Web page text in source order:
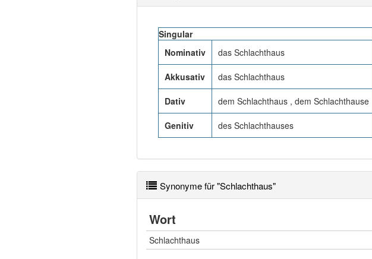
Singular
Nominativ
das Schlachthaus
Akkusativ das Schlachthaus
Dativ dem Schlachthaus , dem Schlachthause
Genitiv des Schlachthauses
Synonyme für "Schlachthaus"
Wort
Schlachthaus